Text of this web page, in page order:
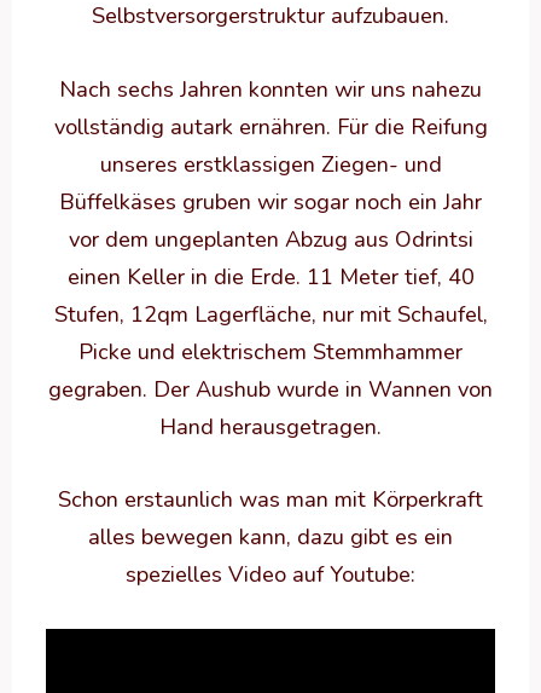
Selbstversorgerstruktur aufzubauen.
Nach sechs Jahren konnten wir uns nahezu
vollständig autark ernähren. Für die Reifung
unseres erstklassigen Ziegen- und
Büffelkäses gruben wir sogar noch ein Jahr
vor dem ungeplanten Abzug aus Odrintsi
einen Keller in die Erde. 11 Meter tief, 40
Stufen, 12qm Lagerfläche, nur mit Schaufel,
Picke und elektrischem Stemmhammer
gegraben. Der Aushub wurde in Wannen von
Hand herausgetragen.
Schon erstaunlich was man mit Körperkraft
alles bewegen kann, dazu gibt es ein
spezielles Video auf Youtube: